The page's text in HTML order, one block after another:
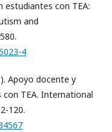
estudiantes con TEA:
and
4
Apoyo docente y
TEA. International
120.